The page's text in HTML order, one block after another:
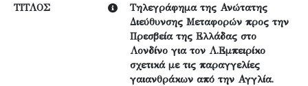
ΤΙΤΛΟΣ
Τηλεγράφημα της Ανώτατης
Διεύθυνσης Μεταφορών προς την
Πρεσβεία της Ελλάδας στο
Λονδίνο για τον Λ.Εμπειρίκο
σχετικά με τις παραγγελίες
γαιανθράκων από την Αγγλία.